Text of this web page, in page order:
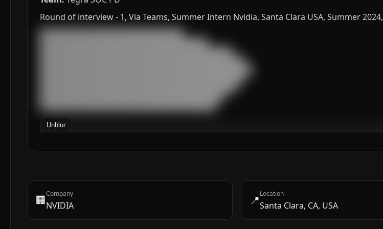
Round of interview - 1, Via Teams, Summer Intern Nvidia, Santa Clara USA, Summer 2024,
███████████████████████████████████
█████████████████████████████████████████
███████████████████████████████████████████████
██████████████████████████████████████████████████
██████████████████████████████████████████████████
████████████████████████████████████████████████
█████████████████████████████████████████████
███████████████████████████████████████████
Unblur
🏢Company
NVIDIA 📍Location
Santa Clara, CA, USA